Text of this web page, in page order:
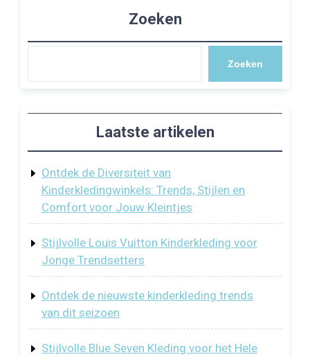
Zoeken
Zoeken
Laatste artikelen
Ontdek de Diversiteit van
Kinderkledingwinkels: Trends, Stijlen en
Comfort voor Jouw Kleintjes
Stijlvolle Louis Vuitton Kinderkleding voor
Jonge Trendsetters
Ontdek de nieuwste kinderkleding trends
van dit seizoen
Stijlvolle Blue Seven Kleding voor het Hele